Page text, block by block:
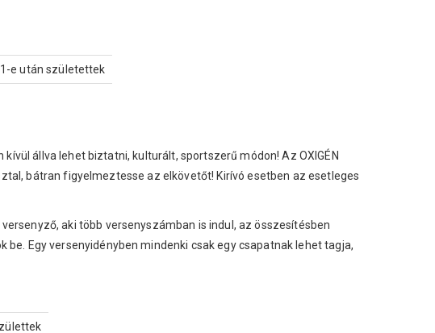
e után születettek
állva lehet biztatni, kulturált, sportszerű módon! Az OXIGÉN
bátran figyelmeztesse az elkövetőt! Kirívó esetben az esetleges
aki több versenyszámban is indul, az összesítésben
Egy versenyidényben mindenki csak egy csapatnak lehet tagja,